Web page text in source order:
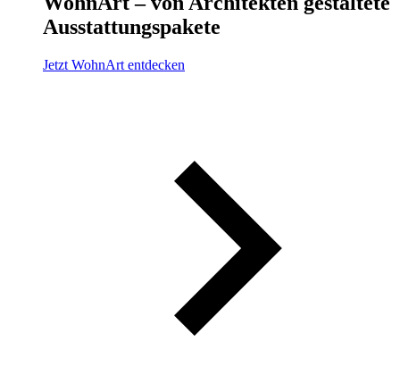
Ausstattungs­pakete
Jetzt WohnArt entdecken